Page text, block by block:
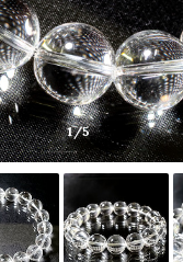
1/5